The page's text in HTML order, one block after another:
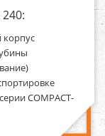
COMPACT-